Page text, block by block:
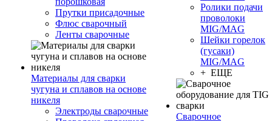
Прутки присадочные
Флюс сварочный
Ленты сварочные
Материалы для сварки
чугуна и сплавов на основе
никеля
Электроды сварочные
Ролики подачи
проволоки
MIG/MAG
Шейки горелок
(гусаки)
MIG/MAG
+ ЕЩЕ
Сварочное